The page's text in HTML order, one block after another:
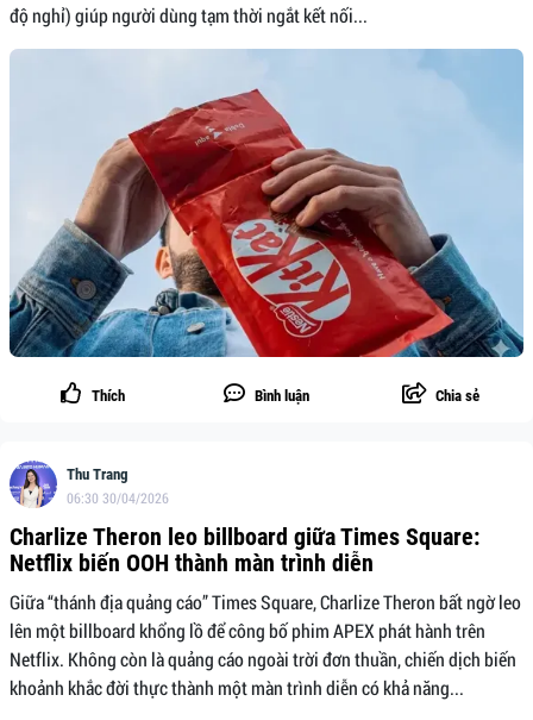
độ nghỉ) giúp người dùng tạm thời ngắt kết nối...
Thích Bình luận Chia sẻ
Thu Trang
06:30 30/04/2026
Charlize Theron leo billboard giữa Times Square:
Netflix biến OOH thành màn trình diễn
Giữa “thánh địa quảng cáo” Times Square, Charlize Theron bất ngờ leo
lên một billboard khổng lồ để công bố phim APEX phát hành trên
Netflix. Không còn là quảng cáo ngoài trời đơn thuần, chiến dịch biến
khoảnh khắc đời thực thành một màn trình diễn có khả năng...